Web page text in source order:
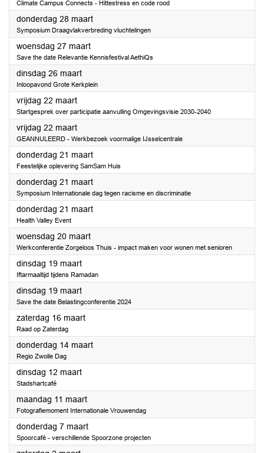
Climate Campus Connects - Hittestress en code rood
donderdag 28 maart2024
Symposium Draagvlakverbreding vluchtelingen
woensdag 27 maart2024
Save the date Relevantie Kennisfestival AethiQs
dinsdag 26 maart2024
Inloopavond Grote Kerkplein
vrijdag 22 maart2024
Startgesprek over participatie aanvulling Omgevingsvisie 2030-2040
vrijdag 22 maart2024
GEANNULEERD - Werkbezoek voormalige IJsselcentrale
donderdag 21 maart2024
Feestelijke oplevering SamSam Huis
donderdag 21 maart2024
Symposium Internationale dag tegen racisme en discriminatie
donderdag 21 maart2024
Health Valley Event
woensdag 20 maart2024
Werkconferentie Zorgeloos Thuis - impact maken voor wonen met senioren
dinsdag 19 maart2024
Iftarmaaltijd tijdens Ramadan
dinsdag 19 maart2024
Save the date Belastingconferentie 2024
zaterdag 16 maart2024
Raad op Zaterdag
donderdag 14 maart2024
Regio Zwolle Dag
dinsdag 12 maart2024
Stadshartcafé
maandag 11 maart2024
Fotografiemoment Internationale Vrouwendag
donderdag 7 maart2024
Spoorcafé - verschillende Spoorzone projecten